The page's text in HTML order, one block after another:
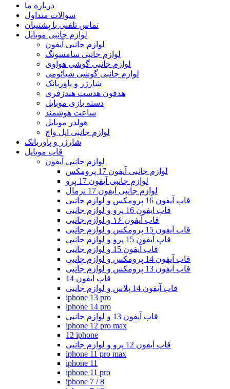
درباره ما
سوالات متداول
تماس تلفنی با پشتیبان
لوازم جانبی موبایل
لوازم جانبی آیفون
لوازم جانبی سامسونگ
لوازم جانبی گوشی هواوی
لوازم جانبی گوشی شیائومی
شارژر و پاوربانک
هدفون هدست هندزفری
دسته بازی موبایل
ساعت هوشمند
هولدر موبایل
لوازم جانبی اپل واچ
شارژر و پاوربانک
قاب موبایل
لوازم جانبی آیفون
لوازم جانبی آیفون 17 پرومکس
لوازم جانبی آیفون 17 پرو
لوازم جانبی آیفون 17 نرمال
قاب آیفون 16 پرومکس و لوازم جانبی
قاب ایفون 16 پرو و لوازم جانبی
قاب آیفون ۱۶ و لوازم جانبی
قاب آیفون 15 پرومکس و لوازم جانبی
قاب آیفون 15 پرو و لوازم جانبی
قاب آیفون 15 و لوازم جانبی
قاب آیفون 14 پرومکس و لوازم جانبی
قاب آیفون 13 پرومکس و لوازم جانبی
قاب ایفون 14
قاب آیفون 14 پلاس و لوازم جانبی
iphone 13 pro
iphone 14 pro
قاب آیفون 13 و لوازم جانبی
iphone 12 pro max
12 iphone
قاب آیفون 12 پرو و لوازم جانبی
iphone 11 pro max
iphone 11
iphone 11 pro
iphone 7 / 8